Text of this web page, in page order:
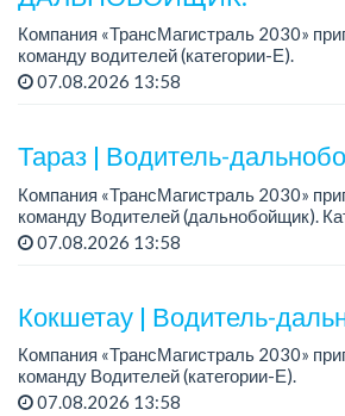
Компания «ТрансМагистраль 2030»
команду водителей (категории-Е).
Зарплата: от 500 000 до 700 000 тенге.
Требования: водительское
07.08.2026 13:58
Тараз | Водитель-
Компания «ТрансМагистраль 2030»
команду Водителей (дальнобойщик).
- Водительское удостоверен...
07.08.2026 13:58
Кокшетау | Водитель-
Компания «ТрансМагистраль 2030»
команду Водителей (категории-Е).
07.08.2026 13:58